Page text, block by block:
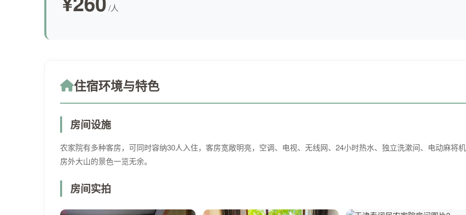
/人
住宿环境与特色
房间设施
农家院有多种客房，可同时容纳30人入住，客房宽敞明亮，空调、电视、无线网、24小时热水、独立洗漱间、电动麻将
房外大山的景色一览无余。
房间实拍